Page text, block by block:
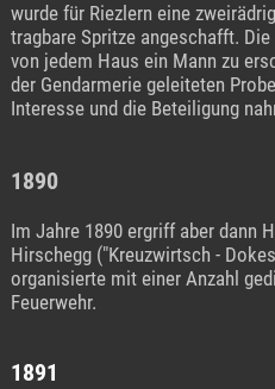
wurde für Riezlern eine
tragbare Spritze angeschafft.
von jedem Haus ein Mann zu
der Gendarmerie geleiteten
Interesse und die Beteiligung
1890
Im Jahre 1890 ergriff aber dann
Hirschegg ("Kreuzwirtsch -
organisierte mit einer Anzahl
Feuerwehr.
1891